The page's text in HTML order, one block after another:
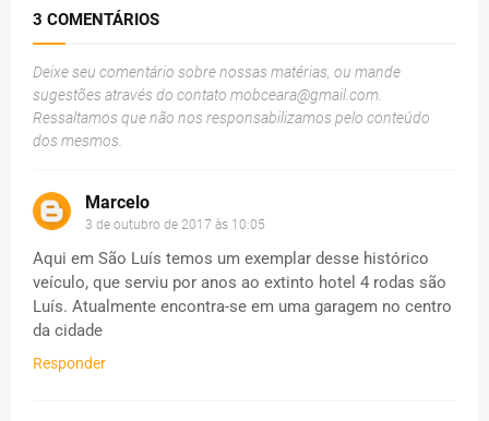
3 COMENTÁRIOS
Deixe seu comentário sobre nossas matérias, ou mande
sugestões através do contato mobceara@gmail.com
Ressaltamos que não nos responsabilizamos pelo conteúdo
dos mesmos.
Marcelo
3 de outubro de 2017 às 10:05
Aqui em São Luís temos um exemplar desse histórico
veículo, que serviu por anos ao extinto hotel 4 rodas são
Luís. Atualmente encontra-se em uma garagem no centro
da cidade
Responder